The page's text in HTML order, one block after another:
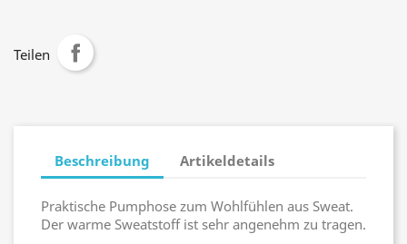
Teilen
Beschreibung Artikeldetails
Praktische Pumphose zum Wohlfühlen aus Sweat.
Der warme Sweatstoff ist sehr angenehm zu tragen.